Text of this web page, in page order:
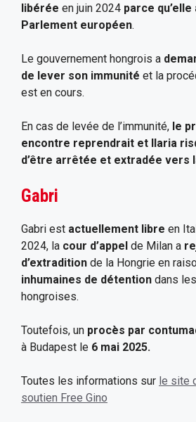
libérée en juin 2024 parce
Parlement européen.
Le gouvernement hongrois a
de lever son immunité et la
est en cours.
En cas de levée de l’immunité, le
encontre reprendrait et Ilaria
d’être arrêtée et extradée vers
Gabri
Gabri est actuellement libre en
2024, la cour d’appel de Milan a
d’extradition de la Hongrie en
inhumaines de détention dans
hongroises.
Toutefois, un procès par
à Budapest le 6 mai 2025.
Toutes les informations sur le site
soutien Free Gino